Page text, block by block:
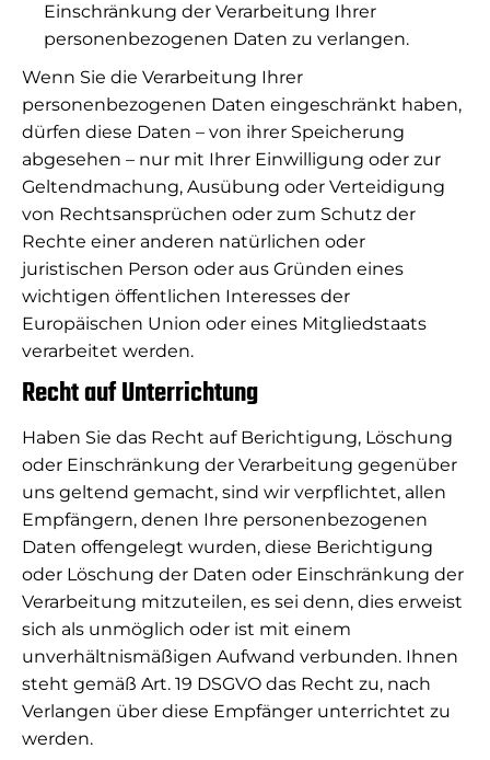
Einschränkung der Verarbeitung Ihrer
personenbezogenen Daten zu verlangen.
Wenn Sie die Verarbeitung Ihrer
personenbezogenen Daten eingeschränkt haben,
dürfen diese Daten – von ihrer Speicherung
abgesehen – nur mit Ihrer Einwilligung oder zur
Geltendmachung, Ausübung oder Verteidigung
von Rechtsansprüchen oder zum Schutz der
Rechte einer anderen natürlichen oder
juristischen Person oder aus Gründen eines
wichtigen öffentlichen Interesses der
Europäischen Union oder eines Mitgliedstaats
verarbeitet werden.
Recht auf Unterrichtung
Haben Sie das Recht auf Berichtigung, Löschung
oder Einschränkung der Verarbeitung gegenüber
uns geltend gemacht, sind wir verpflichtet, allen
Empfängern, denen Ihre personenbezogenen
Daten offengelegt wurden, diese Berichtigung
oder Löschung der Daten oder Einschränkung der
Verarbeitung mitzuteilen, es sei denn, dies erweist
sich als unmöglich oder ist mit einem
unverhältnismäßigen Aufwand verbunden. Ihnen
steht gemäß Art. 19 DSGVO das Recht zu, nach
Verlangen über diese Empfänger unterrichtet zu
werden.